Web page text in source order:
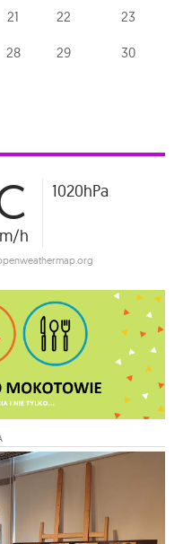
21 22 23
28 29 30
h
1020hPa